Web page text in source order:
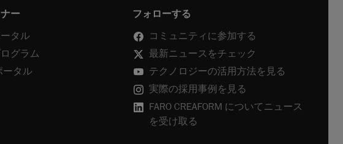
ー
タル
グラム
ータル
フォローする
コミュニティに参加する
最新ニュースをチェック
テクノロジーの活用方法を見る
実際の採用事例を見る
FARO CREAFORM についてニュース
を受け取る